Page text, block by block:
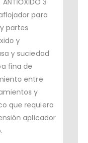
aflojador para
partes
y
y suciedad
fina de
entre
y
que requiera
aplicador